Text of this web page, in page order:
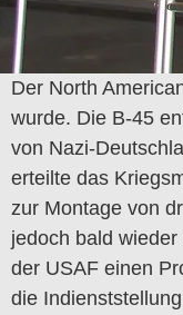
Der North
wurde. Die B-45
von Nazi-
erteilte das
zur Montage von
jedoch bald
der USAF einen
die